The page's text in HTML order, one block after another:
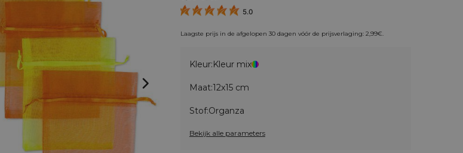
5.0
Laagste prijs in de afgelopen 30 dagen vóór de prijsverlaging: 2,99€.
Kleur:Kleur mix
Maat:12x15 cm
Stof:Organza
Bekijk alle parameters